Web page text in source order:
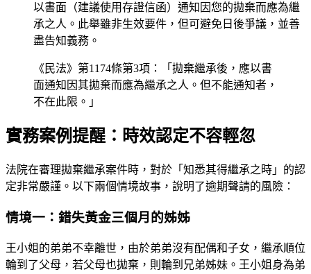
以書面（建議使用存證信函）通知因您的拋棄而應為繼
承之人。此舉雖非生效要件，但可避免日後爭議，並善
盡告知義務。
《民法》第1174條第3項：「拋棄繼承後，應以書
面通知因其拋棄而應為繼承之人。但不能通知者，
不在此限。」
實務案例提醒：時效認定不容輕忽
法院在審理拋棄繼承案件時，對於「知悉其得繼承之時」的認
定非常嚴謹。以下兩個情境故事，說明了逾期聲請的風險：
情境一：錯失黃金三個月的姊姊
王小姐的弟弟不幸離世，由於弟弟沒有配偶和子女，繼承順位
輪到了父母，若父母也拋棄，則輪到兄弟姊妹。王小姐身為弟